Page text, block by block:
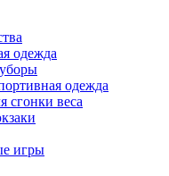
одежда
одежда
сгонки веса
игры